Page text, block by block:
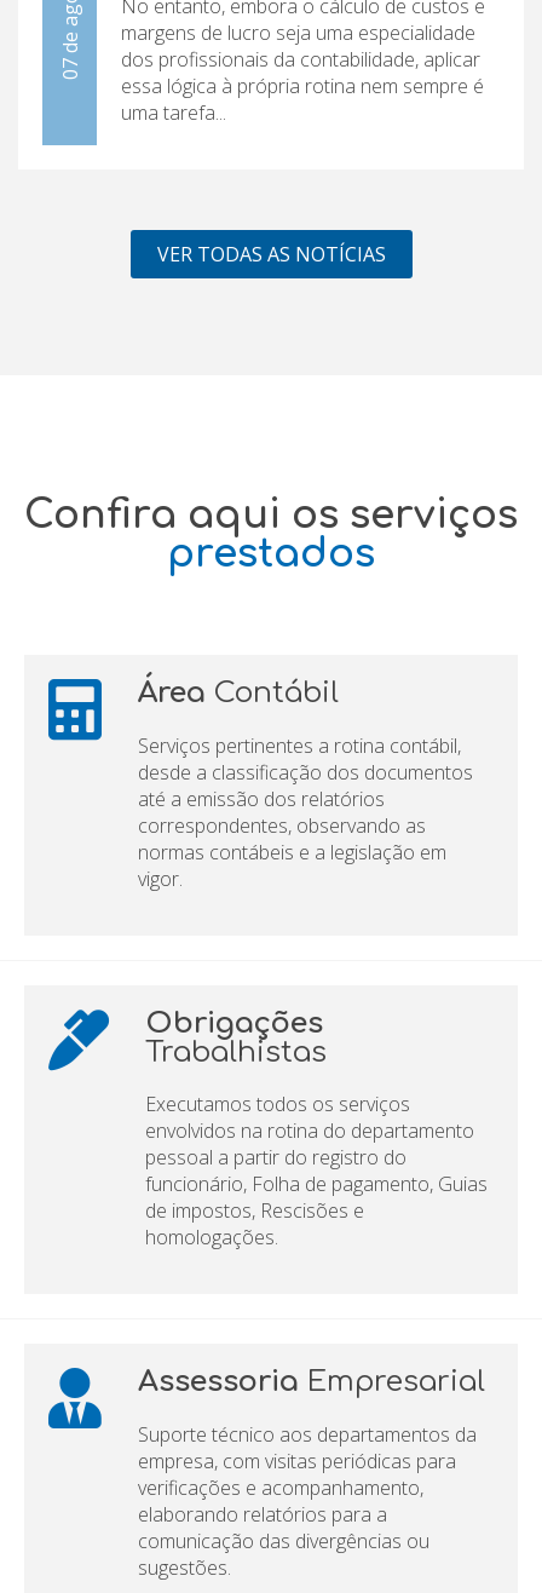
No entanto, embora o cálculo de custos e
margens de lucro seja uma especialidade
dos profissionais da contabilidade, aplicar
essa lógica à própria rotina nem sempre é
uma tarefa...
VER TODAS AS NOTÍCIAS
Confira aqui os serviços
prestados
Área Contábil
Serviços pertinentes a rotina contábil,
desde a classificação dos documentos
até a emissão dos relatórios
correspondentes, observando as
normas contábeis e a legislação em
vigor.
Obrigações
Trabalhistas
Executamos todos os serviços
envolvidos na rotina do departamento
pessoal a partir do registro do
funcionário, Folha de pagamento, Guias
de impostos, Rescisões e
homologações.
Assessoria Empresarial
Suporte técnico aos departamentos da
empresa, com visitas periódicas para
verificações e acompanhamento,
elaborando relatórios para a
comunicação das divergências ou
sugestões.